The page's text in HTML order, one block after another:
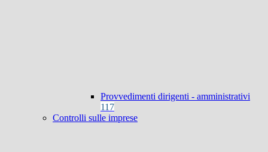
Provvedimenti dirigenti - amministrativi
117
Controlli sulle imprese